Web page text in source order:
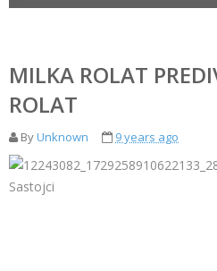
MILKA ROLAT
ROLAT
ByUnknown 9 years ago
Sastojci